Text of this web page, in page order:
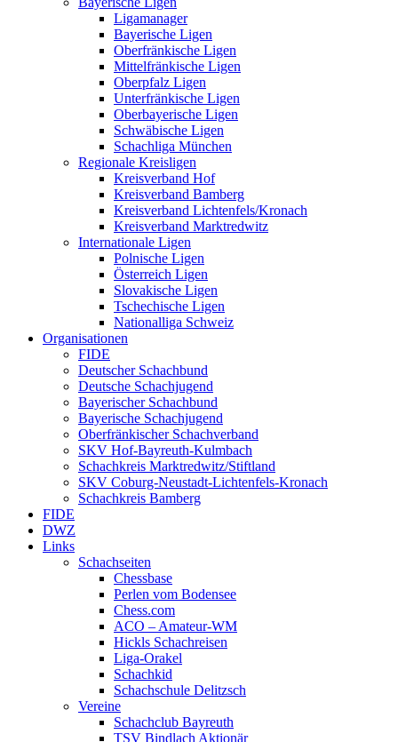
Ligamanager
Bayerische Ligen
Oberfränkische Ligen
Mittelfränkische Ligen
Oberpfalz Ligen
Unterfränkische Ligen
Oberbayerische Ligen
Schwäbische Ligen
Schachliga München
Regionale Kreisligen
Kreisverband Hof
Kreisverband Bamberg
Kreisverband Lichtenfels/Kronach
Kreisverband Marktredwitz
Internationale Ligen
Polnische Ligen
Österreich Ligen
Slovakische Ligen
Tschechische Ligen
Nationalliga Schweiz
Organisationen
FIDE
Deutscher Schachbund
Deutsche Schachjugend
Bayerischer Schachbund
Bayerische Schachjugend
Oberfränkischer Schachverband
SKV Hof-Bayreuth-Kulmbach
Schachkreis Marktredwitz/Stiftland
SKV Coburg-Neustadt-Lichtenfels-Kronach
Schachkreis Bamberg
FIDE
DWZ
Links
Schachseiten
Chessbase
Perlen vom Bodensee
Chess.com
ACO – Amateur-WM
Hickls Schachreisen
Liga-Orakel
Schachkid
Schachschule Delitzsch
Vereine
Schachclub Bayreuth
TSV Bindlach Aktionär